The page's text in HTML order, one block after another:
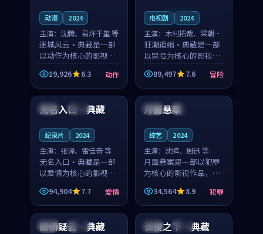
动漫 2024
主演： 沈腾、易烊千玺 等
迷城风云·典藏是一部
以动作为核心的影视作
品，围绕危机、反转与
人物成长展开，整体节
奏紧凑，值得推荐观
看。
19,926 6.3 动作
电视剧 2024
主演： 木村拓哉、梁朝伟
等
狂潮追缉·典藏是一部
以冒险为核心的影视作
品，围绕危机、反转与
人物成长展开，整体节
奏紧凑，值得推荐观
看。
89,497 7.6 冒险
英国 热播
无名入口·典藏
纪录片 2024
主演： 张译、雷佳音 等
无名入口·典藏是一部
以爱情为核心的影视作
品，围绕危机、反转与
人物成长展开，整体节
奏紧凑，值得推荐观
94,904 7.7 爱情
中国 院线
月面悬案
综艺 2024
主演： 沈腾、周迅 等
月面悬案是一部以犯罪
为核心的影视作品，围
绕危机、反转与人物成
长展开，整体节奏紧
凑，值得推荐观看。
34,564 8.9 犯罪
中国 杜比
断桥疑云·典藏 韩国 热播
长夜之下·典藏